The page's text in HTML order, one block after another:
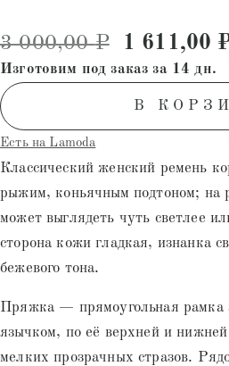
на основе
опроса
пользователей
3 000,00₽ 1 611,00
Изготовим под заказ за 14 дн.
В
Есть на Lamoda
Классический женский ремень
рыжим, коньячным подтоном; на
может выглядеть чуть светлее
сторона кожи гладкая, изнанка
бежевого тона.
Пряжка — прямоугольная рамка
язычком, по её верхней и
мелких прозрачных стразов.